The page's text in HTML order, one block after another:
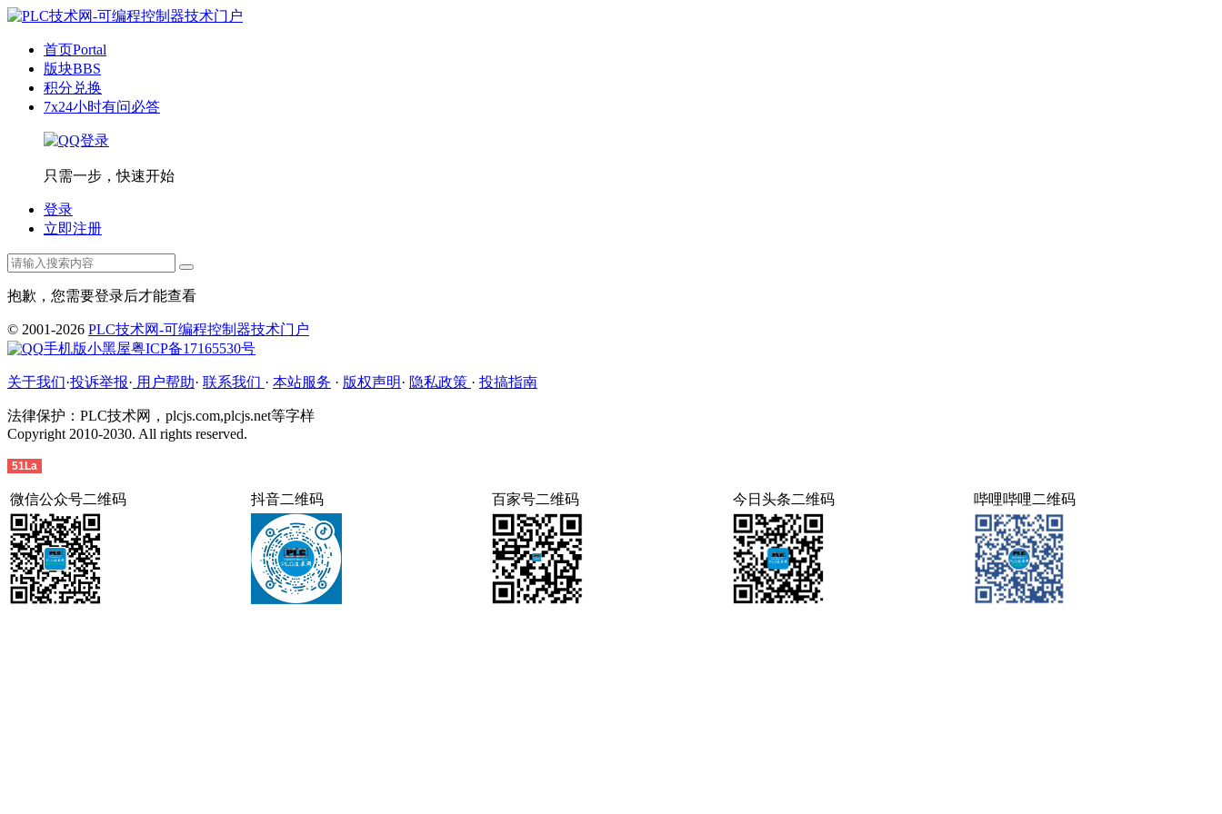
首页Portal
版块BBS
积分兑换
7x24小时有问必答
只需一步，快速开始
登录
立即注册
抱歉，您需要登录后才能查看
© 2001-2026 PLC技术网-可编程控制器技术门户
手机版小黑屋粤ICP备17165530号
关于我们·投诉举报· 用户帮助· 联系我们 · 本站服务 · 版权声明· 隐私政策 · 投搞指南
法律保护：PLC技术网，plcjs.com,plcjs.net等字样
Copyright 2010-2030. All rights reserved.
51La
微信公众号二维码 抖音二维码 百家号二维码 今日头条二维码 哔哩哔哩二维码